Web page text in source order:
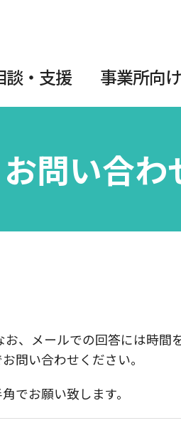
談・支援 事業所向け
お問い合わ
、メールでの回答には時間
問い合わせください。
でお願い致します。